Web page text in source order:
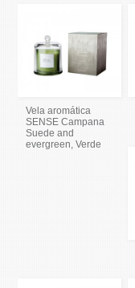
Vela aromática
SENSE Campana
Suede and
evergreen, Verde